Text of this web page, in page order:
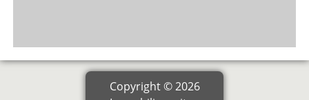
Copyright © 2026